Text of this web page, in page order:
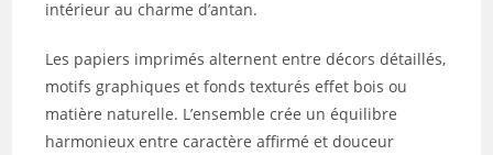
intérieur au charme d’antan.
Les papiers imprimés alternent entre décors détaillés,
motifs graphiques et fonds texturés effet bois ou
matière naturelle. L’ensemble crée un équilibre
harmonieux entre caractère affirmé et douceur